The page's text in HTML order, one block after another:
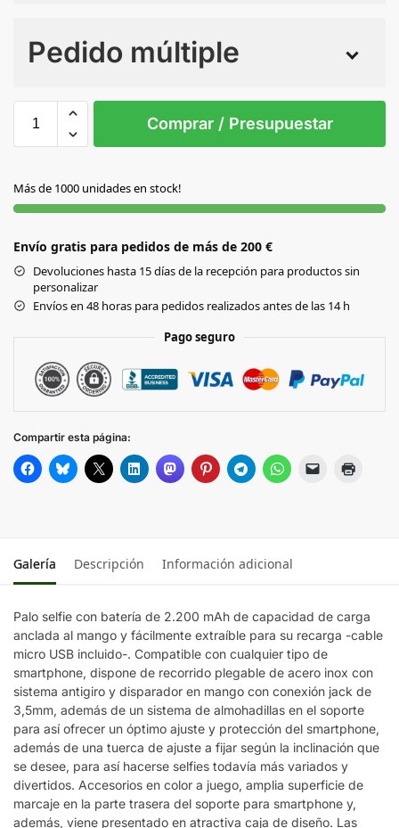
Pedido múltiple
NEGRO
ROJO
Comprar / Presupuestar
Más de 1000 unidades en stock!
Envío gratis para pedidos de más de 200 €
Devoluciones hasta 15 días de la recepción para productos sin
personalizar
Envíos en 48 horas para pedidos realizados antes de las 14 h
Pago seguro
Compartir esta página:
Galería Descripción Información adicional
Palo selfie con batería de 2.200 mAh de capacidad de carga
anclada al mango y fácilmente extraíble para su recarga -cable
micro USB incluido-. Compatible con cualquier tipo de
smartphone, dispone de recorrido plegable de acero inox con
sistema antigiro y disparador en mango con conexión jack de
3,5mm, además de un sistema de almohadillas en el soporte
para así ofrecer un óptimo ajuste y protección del smartphone,
además de una tuerca de ajuste a fijar según la inclinación que
se desee, para así hacerse selfies todavía más variados y
divertidos. Accesorios en color a juego, amplia superficie de
marcaje en la parte trasera del soporte para smartphone y,
además, viene presentado en atractiva caja de diseño. Las